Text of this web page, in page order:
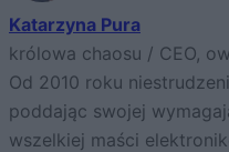
Katarzyna Pura
królowa chaosu / CEO,
Od 2010 roku
poddając swojej
wszelkiej maści